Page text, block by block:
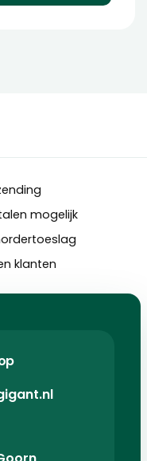
mogelijk
klanten